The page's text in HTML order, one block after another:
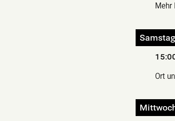
Mehr
Ort